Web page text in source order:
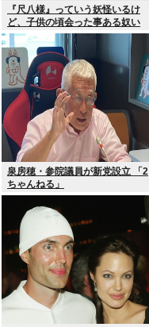
『尺八様』っていう妖怪いるけ
ど、子供の頃会った事ある奴い
る？？
泉房穂・参院議員が新党設立 「2
ちゃんねる」